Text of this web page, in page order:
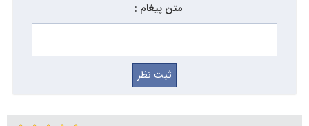
متن پیغام :